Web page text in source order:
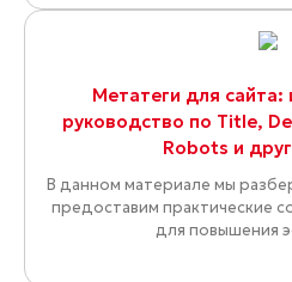
Метатеги для
руководство по Title,
Robots и
В данном материале мы
предоставим практические
для повышения